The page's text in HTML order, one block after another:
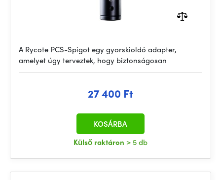
A Rycote PCS-Spigot egy gyorskioldó adapter,
amelyet úgy terveztek, hogy biztonságosan
27 400 Ft
Külső raktáron > 5 db
KOSÁRBA